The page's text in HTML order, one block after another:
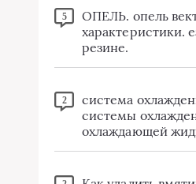
5
ОПЕЛЬ. опель
характеристики.
резине.
2
система
системы
охлаждающей